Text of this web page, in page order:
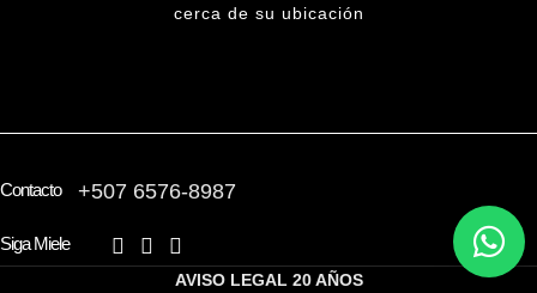
cerca de su ubicación
Contacto +507 6576-8987
Siga Miele
AVISO LEGAL 20 AÑOS